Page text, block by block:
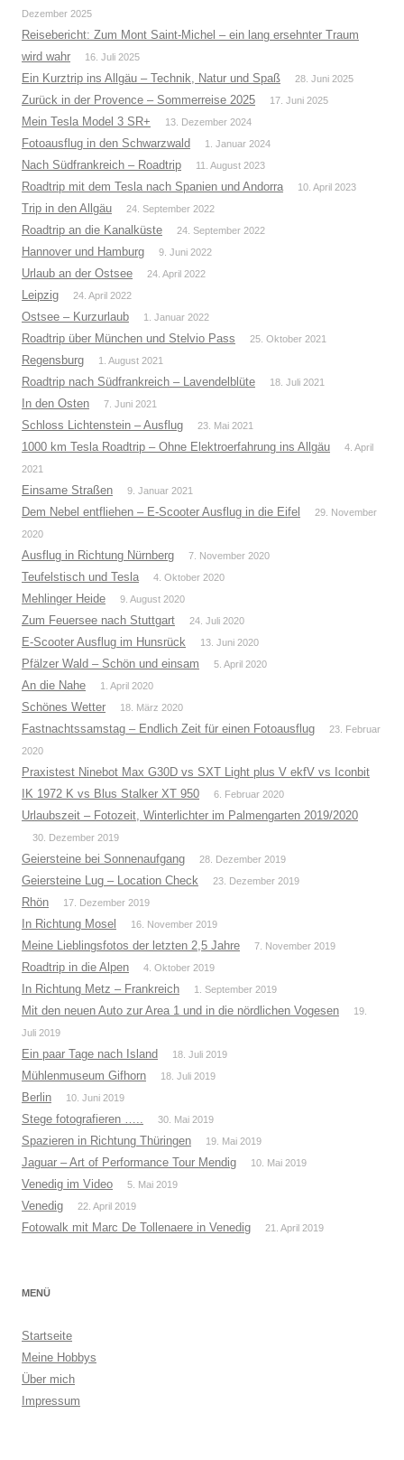
Dezember 2025
Reisebericht: Zum Mont Saint-Michel – ein lang ersehnter Traum
wird wahr
16. Juli 2025
Ein Kurztrip ins Allgäu – Technik, Natur und Spaß 28. Juni 2025
Zurück in der Provence – Sommerreise 2025 17. Juni 2025
Mein Tesla Model 3 SR+ 13. Dezember 2024
Fotoausflug in den Schwarzwald 1. Januar 2024
Nach Südfrankreich – Roadtrip 11. August 2023
Roadtrip mit dem Tesla nach Spanien und Andorra 10. April 2023
Trip in den Allgäu 24. September 2022
Roadtrip an die Kanalküste 24. September 2022
Hannover und Hamburg 9. Juni 2022
Urlaub an der Ostsee 24. April 2022
Leipzig 24. April 2022
Ostsee – Kurzurlaub 1. Januar 2022
Roadtrip über München und Stelvio Pass 25. Oktober 2021
Regensburg 1. August 2021
Roadtrip nach Südfrankreich – Lavendelblüte 18. Juli 2021
In den Osten 7. Juni 2021
Schloss Lichtenstein – Ausflug 23. Mai 2021
1000 km Tesla Roadtrip – Ohne Elektroerfahrung ins Allgäu
4. April
2021
Einsame Straßen 9. Januar 2021
Dem Nebel entfliehen – E-Scooter Ausflug in die Eifel
29. November
2020
Ausflug in Richtung Nürnberg 7. November 2020
Teufelstisch und Tesla 4. Oktober 2020
Mehlinger Heide 9. August 2020
Zum Feuersee nach Stuttgart 24. Juli 2020
E-Scooter Ausflug im Hunsrück 13. Juni 2020
Pfälzer Wald – Schön und einsam 5. April 2020
An die Nahe 1. April 2020
Schönes Wetter 18. März 2020
Fastnachtssamstag – Endlich Zeit für einen Fotoausflug
23. Februar
2020
Praxistest Ninebot Max G30D vs SXT Light plus V ekfV vs Iconbit
IK 1972 K vs Blus Stalker XT 950
6. Februar 2020
Urlaubszeit – Fotozeit, Winterlichter im Palmengarten 2019/2020
30. Dezember 2019
Geiersteine bei Sonnenaufgang 28. Dezember 2019
Geiersteine Lug – Location Check 23. Dezember 2019
Rhön 17. Dezember 2019
In Richtung Mosel 16. November 2019
Meine Lieblingsfotos der letzten 2,5 Jahre 7. November 2019
Roadtrip in die Alpen 4. Oktober 2019
In Richtung Metz – Frankreich 1. September 2019
Mit den neuen Auto zur Area 1 und in die nördlichen Vogesen
19.
Juli 2019
Ein paar Tage nach Island 18. Juli 2019
Mühlenmuseum Gifhorn 18. Juli 2019
Berlin 10. Juni 2019
Stege fotografieren ….. 30. Mai 2019
Spazieren in Richtung Thüringen 19. Mai 2019
Jaguar – Art of Performance Tour Mendig 10. Mai 2019
Venedig im Video 5. Mai 2019
Venedig 22. April 2019
Fotowalk mit Marc De Tollenaere in Venedig 21. April 2019
MENÜ
Startseite
Meine Hobbys
Über mich
Impressum